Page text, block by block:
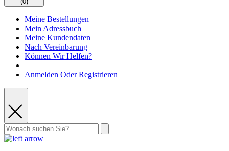
Meine Bestellungen
Mein Adressbuch
Meine Kundendaten
Nach Vereinbarung
Können Wir Helfen?
Anmelden Oder Registrieren